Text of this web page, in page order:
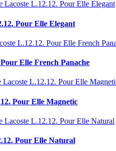
Pour Elle Elegant
Elle French Panache
Pour Elle Magnetic
Pour Elle Natural